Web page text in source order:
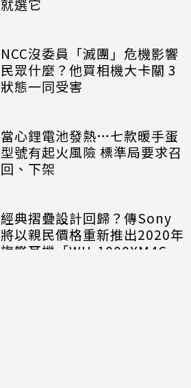
NCC沒委員「滅團」危機影響
民眾什麼？他買相機大卡關 3
狀態一同受害
當心鋰電池發熱…七款暖手蛋
型號有起火風險 標準局要求召
回、下架
經典摺疊設計回歸？傳Sony
將以親民價格重新推出2020年
旗艦耳機「WH-1000XM4C」